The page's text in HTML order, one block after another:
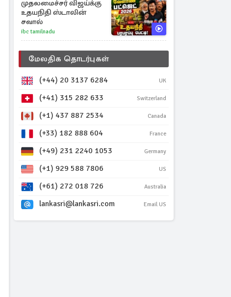
முதலமைச்சர் விஜய்க்கு
உதயநிதி ஸ்டாலின்
சவால்
ibc tamilnadu
மேலதிக தொடர்புகள்
(+44) 20 3137 6284 UK
(+41) 315 282 633 Switzerland
(+1) 437 887 2534 Canada
(+33) 182 888 604 France
(+49) 231 2240 1053 Germany
(+1) 929 588 7806 US
(+61) 272 018 726 Australia
lankasri@lankasri.com Email US